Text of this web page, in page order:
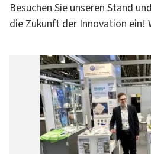
Besuchen Sie unseren Stand
die Zukunft der Innovation ein!